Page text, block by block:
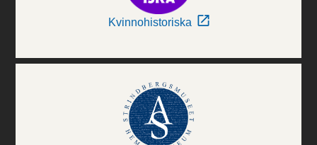
Kvinnohistoriska